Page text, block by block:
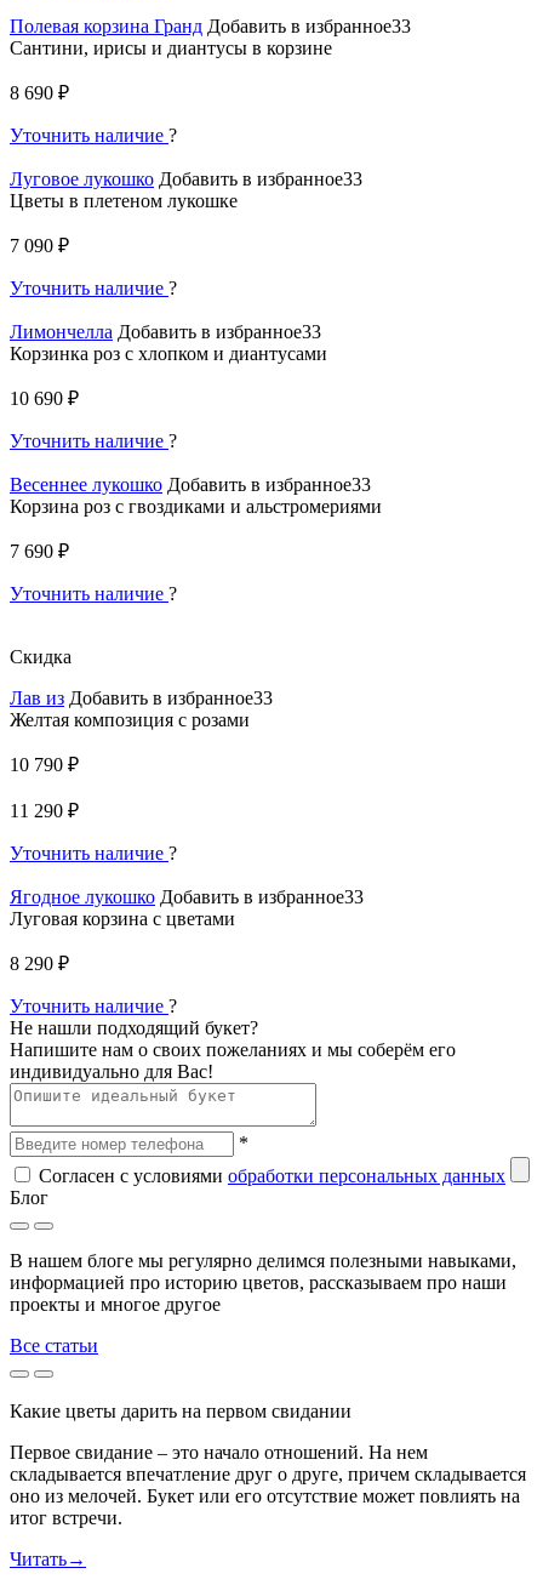
Полевая корзина Гранд Добавить в избранное33
Сантини, ирисы и диантусы в корзине
8 690 ₽
Уточнить наличие ?
Луговое лукошко Добавить в избранное33
Цветы в плетеном лукошке
7 090 ₽
Уточнить наличие ?
Лимончелла Добавить в избранное33
Корзинка роз с хлопком и диантусами
10 690 ₽
Уточнить наличие ?
Весеннее лукошко Добавить в избранное33
Корзина роз с гвоздиками и альстромериями
7 690 ₽
Уточнить наличие ?
Скидка
Лав из Добавить в избранное33
Желтая композиция с розами
10 790 ₽
11 290 ₽
Уточнить наличие ?
Ягодное лукошко Добавить в избранное33
Луговая корзина с цветами
8 290 ₽
Уточнить наличие ?
Не нашли подходящий букет?
Напишите нам о своих пожеланиях и мы соберём его
индивидуально для Вас!
*
Согласен с условиями обработки персональных данных
Блог
В нашем блоге мы регулярно делимся полезными навыками,
информацией про историю цветов, рассказываем про наши
проекты и многое другое
Все статьи
Какие цветы дарить на первом свидании
Первое свидание – это начало отношений. На нем
складывается впечатление друг о друге, причем складывается
оно из мелочей. Букет или его отсутствие может повлиять на
итог встречи.
Читать→